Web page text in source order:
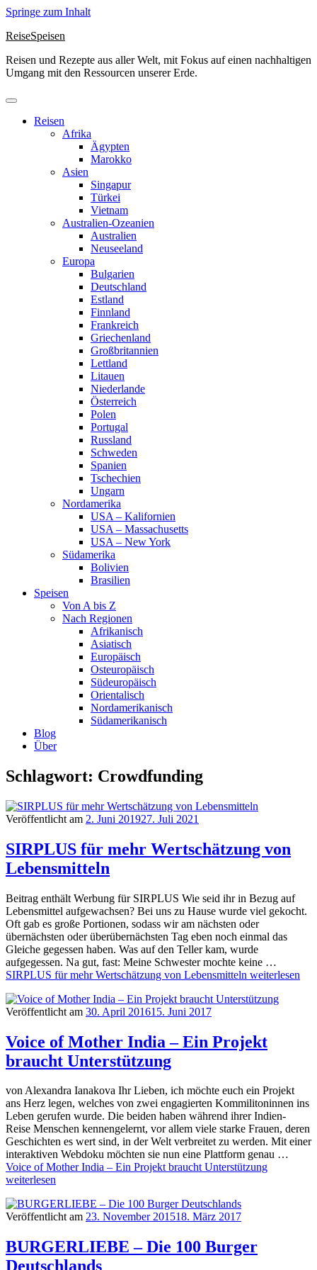
Springe zum Inhalt
ReiseSpeisen
Reisen und Rezepte aus aller Welt, mit Fokus auf einen nachhaltigen
Umgang mit den Ressourcen unserer Erde.
Reisen
Afrika
Ägypten
Marokko
Asien
Singapur
Türkei
Vietnam
Australien-Ozeanien
Australien
Neuseeland
Europa
Bulgarien
Deutschland
Estland
Finnland
Frankreich
Griechenland
Großbritannien
Lettland
Litauen
Niederlande
Österreich
Polen
Portugal
Russland
Schweden
Spanien
Tschechien
Ungarn
Nordamerika
USA – Kalifornien
USA – Massachusetts
USA – New York
Südamerika
Bolivien
Brasilien
Speisen
Von A bis Z
Nach Regionen
Afrikanisch
Asiatisch
Europäisch
Osteuropäisch
Südeuropäisch
Orientalisch
Nordamerikanisch
Südamerikanisch
Blog
Über
Schlagwort: Crowdfunding
Veröffentlicht am 2. Juni 201927. Juli 2021
SIRPLUS für mehr Wertschätzung von
Lebensmitteln
Beitrag enthält Werbung für SIRPLUS Wie seid ihr in Bezug auf
Lebensmittel aufgewachsen? Bei uns zu Hause wurde viel gekocht.
Oft gab es große Portionen, sodass wir am nächsten oder
übernächsten oder überübernächsten Tag eben noch einmal das
Gleiche gegessen haben. Was auf den Teller kam, wurde
aufgegessen. Na gut, fast: Meine Schwester mochte keine …
SIRPLUS für mehr Wertschätzung von Lebensmitteln weiterlesen
Veröffentlicht am 30. April 201615. Juni 2017
Voice of Mother India – Ein Projekt
braucht Unterstützung
von Alexandra Ianakova Ihr Lieben, ich möchte euch ein Projekt
ans Herz legen, welches von zwei engagierten Kommilitoninnen ins
Leben gerufen wurde. Die beiden haben während ihrer Indien-
Reise Menschen kennengelernt, vor allem viele starke Frauen, deren
Geschichten es wert sind, in der Welt verbreitet zu werden. Mit einer
interaktiven Webdoku möchten sie nun eine Plattform genau …
Voice of Mother India – Ein Projekt braucht Unterstützung
weiterlesen
Veröffentlicht am 23. November 201518. März 2017
BURGERLIEBE – Die 100 Burger
Deutschlands